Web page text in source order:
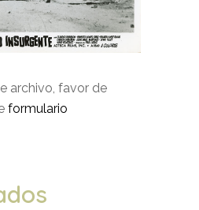
archivo, favor de
formulario